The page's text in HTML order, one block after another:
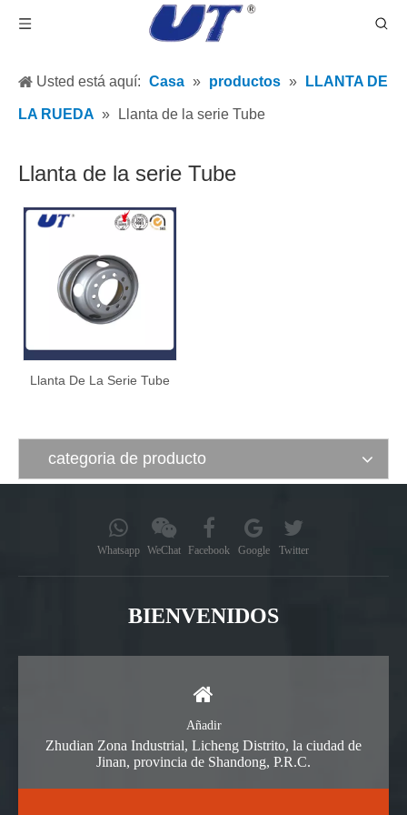
Usted está aquí: Casa » productos » LLANTA DE
LA RUEDA » Llanta de la serie Tube
Llanta de la serie Tube
Llanta De La Serie Tube
categoria de producto
Whatsapp WeChat Facebook Google Twitter
BIENVENIDOS
Añadir
Zhudian Zona Industrial, Licheng Distrito, la ciudad de
Jinan, provincia de Shandong, P.R.C.